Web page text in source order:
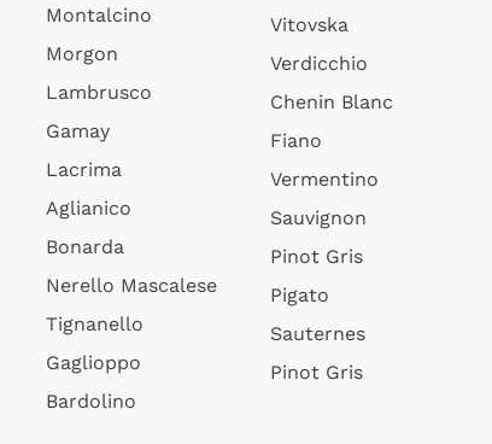
Montalcino
Morgon
Lambrusco
Gamay
Lacrima
Aglianico
Bonarda
Nerello Mascalese
Tignanello
Gaglioppo
Bardolino
Vitovska
Verdicchio
Chenin Blanc
Fiano
Vermentino
Sauvignon
Pinot Gris
Pigato
Sauternes
Pinot Gris